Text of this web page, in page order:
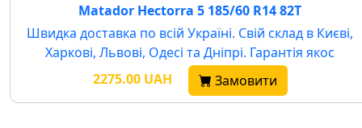
Matador Hectorra 5 185/60 R14 82T
Швидка доставка по всій Україні. Свій склад в Києві,
Харкові, Львові, Одесі та Дніпрі. Гарантія якос
2275.00 UAH
Замовити